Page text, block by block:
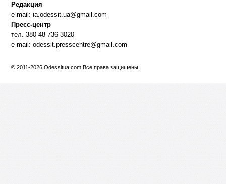
Редакция
e-mail:ia.odessit.ua@gmail.com
Пресс-центр
тел. 380 48 736 3020
e-mail:odessit.presscentre@gmail.com
© 2011-2026 Odessitua.com Все права защищены.